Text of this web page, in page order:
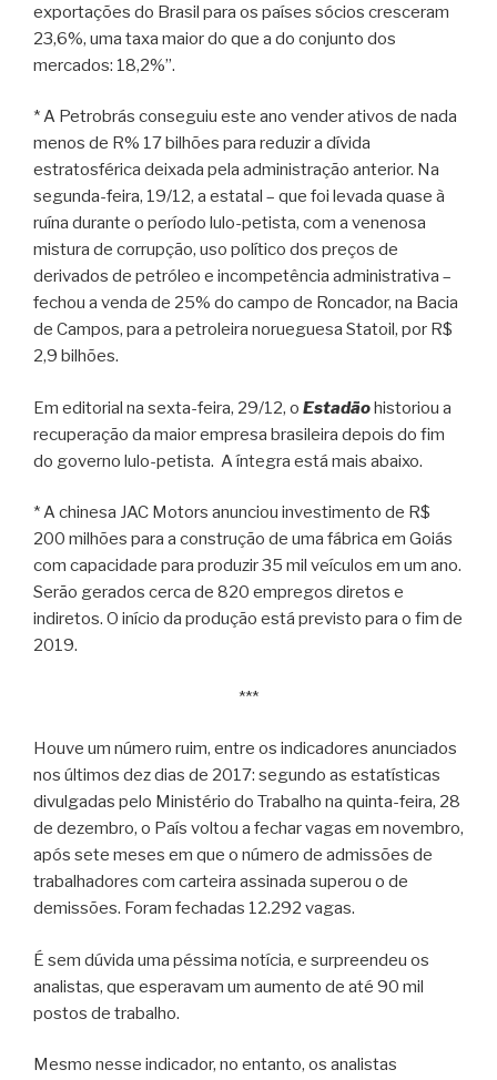
exportações do Brasil para os países sócios cresceram
23,6%, uma taxa maior do que a do conjunto dos
mercados: 18,2%”.
* A Petrobrás conseguiu este ano vender ativos de nada
menos de R% 17 bilhões para reduzir a dívida
estratosférica deixada pela administração anterior. Na
segunda-feira, 19/12, a estatal – que foi levada quase à
ruína durante o período lulo-petista, com a venenosa
mistura de corrupção, uso político dos preços de
derivados de petróleo e incompetência administrativa –
fechou a venda de 25% do campo de Roncador, na Bacia
de Campos, para a petroleira norueguesa Statoil, por R$
2,9 bilhões.
Em editorial na sexta-feira, 29/12, o Estadãohistoriou a
recuperação da maior empresa brasileira depois do fim
do governo lulo-petista. A íntegra está mais abaixo.
* A chinesa JAC Motors anunciou investimento de R$
200 milhões para a construção de uma fábrica em Goiás
com capacidade para produzir 35 mil veículos em um ano.
Serão gerados cerca de 820 empregos diretos e
indiretos. O início da produção está previsto para o fim de
2019.
***
Houve um número ruim, entre os indicadores anunciados
nos últimos dez dias de 2017: segundo as estatísticas
divulgadas pelo Ministério do Trabalho na quinta-feira, 28
de dezembro, o País voltou a fechar vagas em novembro,
após sete meses em que o número de admissões de
trabalhadores com carteira assinada superou o de
demissões. Foram fechadas 12.292 vagas.
É sem dúvida uma péssima notícia, e surpreendeu os
analistas, que esperavam um aumento de até 90 mil
postos de trabalho.
Mesmo nesse indicador, no entanto, os analistas